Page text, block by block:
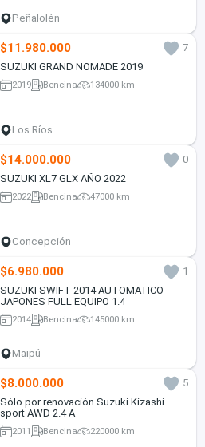
Peñalolén
$11.980.000
7
SUZUKI GRAND NOMADE 2019
2019 Bencina 134000 km
Los Ríos
$14.000.000
0
SUZUKI XL7 GLX AÑO 2022
2022 Bencina 47000 km
Concepción
$6.980.000
1
SUZUKI SWIFT 2014 AUTOMATICO
JAPONES FULL EQUIPO 1.4
2014 Bencina 145000 km
Maipú
$8.000.000
5
Sólo por renovación Suzuki Kizashi
sport AWD 2.4 A
2011 Bencina 220000 km